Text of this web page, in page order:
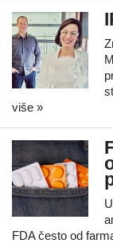
više »
FDA često od